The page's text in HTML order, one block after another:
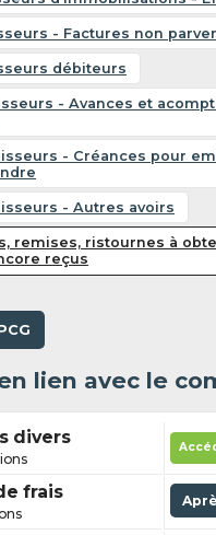
- Factures non
débiteurs
- Avances et
- Créances pour
- Autres avoirs
remises, ristournes à
reçus
lien avec le
divers
frais